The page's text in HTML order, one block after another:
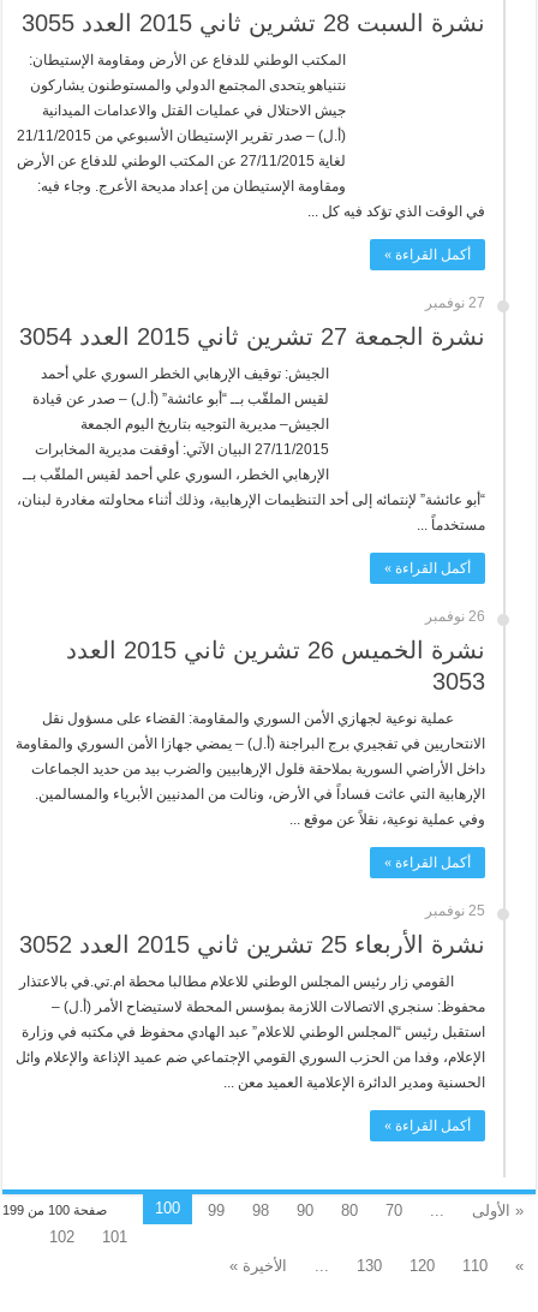
نشرة السبت 28 تشرين ثاني 2015 العدد 3055
المكتب الوطني للدفاع عن الأرض ومقاومة الإستيطان:
نتنياهو يتحدى المجتمع الدولي والمستوطنون يشاركون
جيش الاحتلال في عمليات القتل والاعدامات الميدانية
(أ.ل) – صدر تقرير الإستيطان الأسبوعي من 21/11/2015
لغاية 27/11/2015 عن المكتب الوطني للدفاع عن الأرض
ومقاومة الإستيطان من إعداد مديحة الأعرج. وجاء فيه:
في الوقت الذي تؤكد فيه كل ...
أكمل القراءة »
27 نوفمبر
نشرة الجمعة 27 تشرين ثاني 2015 العدد 3054
الجيش: توقيف الإرهابي الخطر السوري علي أحمد
لقيس الملقّب بــ “أبو عائشة” (أ.ل) – صدر عن قيادة
الجيش– مديرية التوجيه بتاريخ اليوم الجمعة
27/11/2015 البيان الآتي: أوقفت مديرية المخابرات
الإرهابي الخطر، السوري علي أحمد لقيس الملقّب بــ
“أبو عائشة” لإنتمائه إلى أحد التنظيمات الإرهابية، وذلك أثناء محاولته مغادرة لبنان،
مستخدماً ...
أكمل القراءة »
26 نوفمبر
نشرة الخميس 26 تشرين ثاني 2015 العدد
3053
عملية نوعية لجهازي الأمن السوري والمقاومة: القضاء على مسؤول نقل
الانتحاريين في تفجيري برج البراجنة (أ.ل) – يمضي جهازا الأمن السوري والمقاومة
داخل الأراضي السورية بملاحقة فلول الإرهابيين والضرب بيد من حديد الجماعات
الإرهابية التي عاثت فساداً في الأرض، ونالت من المدنيين الأبرياء والمسالمين.
وفي عملية نوعية، نقلاً عن موقع ...
أكمل القراءة »
25 نوفمبر
نشرة الأربعاء 25 تشرين ثاني 2015 العدد 3052
القومي زار رئيس المجلس الوطني للاعلام مطالبا محطة ام.تي.في بالاعتذار
محفوظ: سنجري الاتصالات اللازمة بمؤسس المحطة لاستيضاح الأمر (أ.ل) –
استقبل رئيس “المجلس الوطني للاعلام” عبد الهادي محفوظ في مكتبه في وزارة
الإعلام، وفدا من الحزب السوري القومي الإجتماعي ضم عميد الإذاعة والإعلام وائل
الحسنية ومدير الدائرة الإعلامية العميد معن ...
أكمل القراءة »
صفحة 100 من 199 « الأولى ...
70
80
90
98
99
100
101
102
»
110
120
130
... الأخيرة »